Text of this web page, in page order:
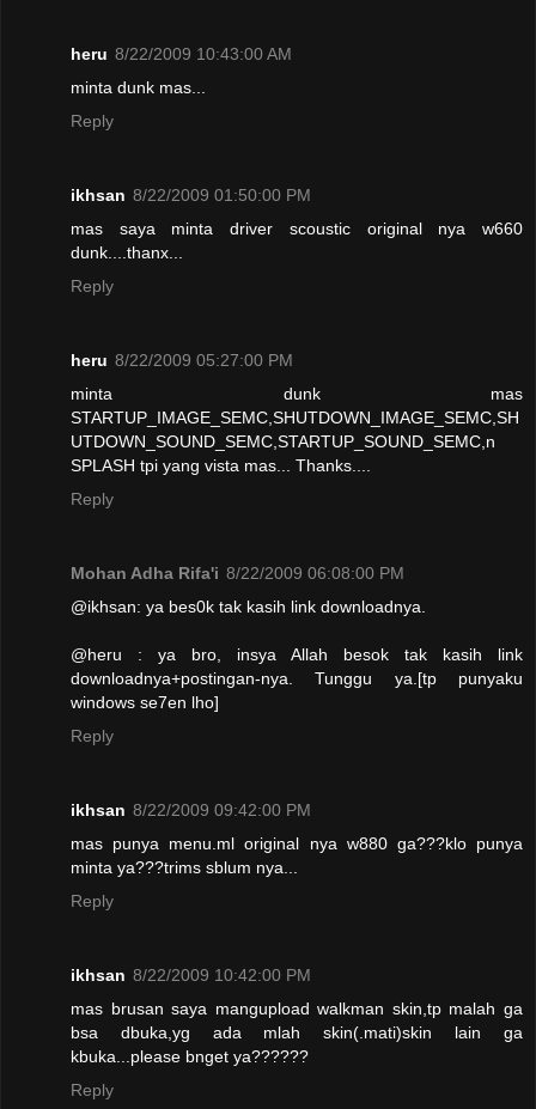
heru 8/22/2009 10:43:00 AM
minta dunk mas...
Reply
ikhsan 8/22/2009 01:50:00 PM
mas saya minta driver scoustic original nya w660
dunk....thanx...
Reply
heru 8/22/2009 05:27:00 PM
minta dunk mas
STARTUP_IMAGE_SEMC,SHUTDOWN_IMAGE_SEMC,SH
UTDOWN_SOUND_SEMC,STARTUP_SOUND_SEMC,n
SPLASH tpi yang vista mas... Thanks....
Reply
Mohan Adha Rifa'i 8/22/2009 06:08:00 PM
@ikhsan: ya bes0k tak kasih link downloadnya.
@heru : ya bro, insya Allah besok tak kasih link
downloadnya+postingan-nya. Tunggu ya.[tp punyaku
windows se7en lho]
Reply
ikhsan 8/22/2009 09:42:00 PM
mas punya menu.ml original nya w880 ga???klo punya
minta ya???trims sblum nya...
Reply
ikhsan 8/22/2009 10:42:00 PM
mas brusan saya mangupload walkman skin,tp malah ga
bsa dbuka,yg ada mlah skin(.mati)skin lain ga
kbuka...please bnget ya??????
Reply